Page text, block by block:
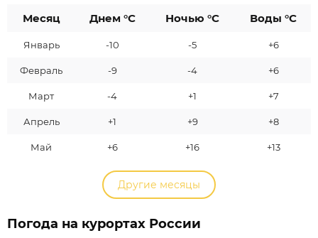
Месяц Днем °C Ночью °C Воды °C
Январь -10 -5 +6
Февраль -9 -4 +6
Март -4 +1 +7
Апрель +1 +9 +8
Май +6 +16 +13
Другие месяцы
Погода на курортах России